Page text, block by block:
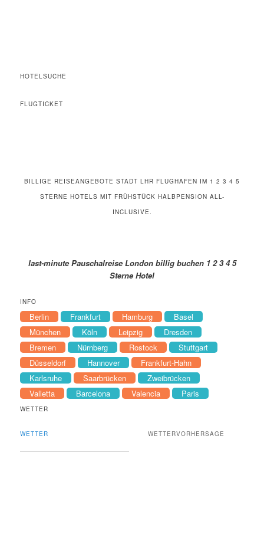
HOTELSUCHE
FLUGTICKET
BILLIGE REISEANGEBOTE STADT LHR FLUGHAFEN IM 1 2 3 4 5
STERNE HOTELS MIT FRÜHSTÜCK HALBPENSION ALL-
INCLUSIVE.
last-minute Pauschalreise London billig buchen 1 2 3 4 5
Sterne Hotel
INFO
Berlin Frankfurt Hamburg
Basel
München
Köln Leipzig
Dresden
Bremen
Nürnberg Rostock
Stuttgart
Düsseldorf
Hannover
Frankfurt-Hahn
Karlsruhe
Saarbrücken
Zweibrücken
Valletta
Barcelona Valencia Paris
WETTER
WETTER WETTERVORHERSAGE